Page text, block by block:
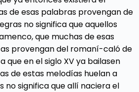
de esas palabras provengan de
no significa que aquellos
que muchas de esas
provengan del romaní-caló de
que en el siglo XV ya bailasen
de estas melodías huelan a
no significa que allí naciera el